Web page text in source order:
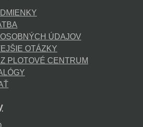
ÚDAJOV
OTÁZKY
PLOTOVÉ CENTRUM